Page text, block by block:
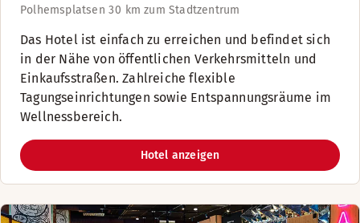
Polhemsplatsen 30 km zum Stadtzentrum
Das Hotel ist einfach zu erreichen und befindet sich
in der Nähe von öffentlichen Verkehrsmitteln und
Einkaufsstraßen. Zahlreiche flexible
Tagungseinrichtungen sowie Entspannungsräume im
Wellnessbereich.
Hotel anzeigen